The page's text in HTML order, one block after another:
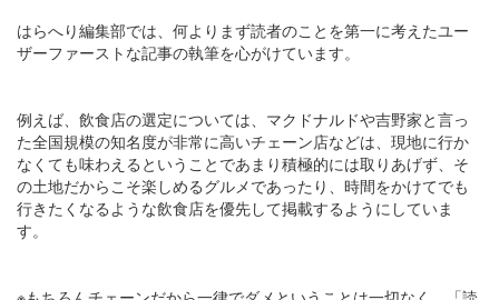
はらへり編集部では、何よりまず読者のことを第一に考えたユー
ザーファーストな記事の執筆を心がけています。
例えば、飲食店の選定については、マクドナルドや吉野家と言っ
た全国規模の知名度が非常に高いチェーン店などは、現地に行か
なくても味わえるということであまり積極的には取りあげず、そ
の土地だからこそ楽しめるグルメであったり、時間をかけてでも
行きたくなるような飲食店を優先して掲載するようにしていま
す。